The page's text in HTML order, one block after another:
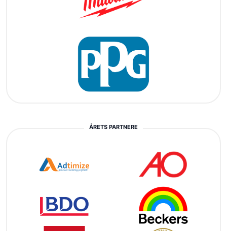
ÅRETS PARTNERE